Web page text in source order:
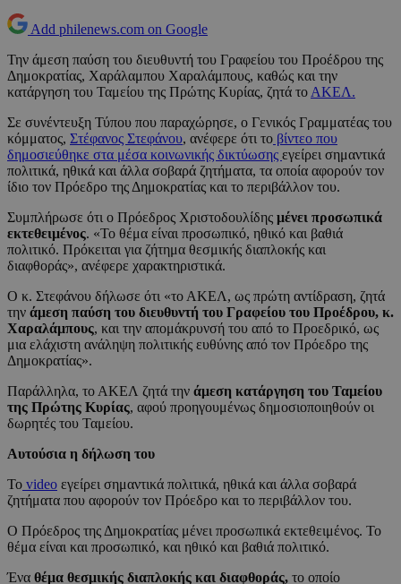
Add philenews.com on Google
Την άμεση παύση του διευθυντή του Γραφείου του Προέδρου της
Δημοκρατίας, Χαράλαμπου Χαραλάμπους, καθώς και την
κατάργηση του Ταμείου της Πρώτης Κυρίας, ζητά το ΑΚΕΛ.
Σε συνέντευξη Τύπου που παραχώρησε, ο Γενικός Γραμματέας του
κόμματος, Στέφανος Στεφάνου, ανέφερε ότι το βίντεο που
δημοσιεύθηκε στα μέσα κοινωνικής δικτύωσης εγείρει σημαντικά
πολιτικά, ηθικά και άλλα σοβαρά ζητήματα, τα οποία αφορούν τον
ίδιο τον Πρόεδρο της Δημοκρατίας και το περιβάλλον του.
Συμπλήρωσε ότι ο Πρόεδρος Χριστοδουλίδης μένει προσωπικά
εκτεθειμένος. «Το θέμα είναι προσωπικό, ηθικό και βαθιά
πολιτικό. Πρόκειται για ζήτημα θεσμικής διαπλοκής και
διαφθοράς», ανέφερε χαρακτηριστικά.
Ο κ. Στεφάνου δήλωσε ότι «το ΑΚΕΛ, ως πρώτη αντίδραση, ζητά
την άμεση παύση του διευθυντή του Γραφείου του Προέδρου, κ.
Χαραλάμπους, και την απομάκρυνσή του από το Προεδρικό, ως
μια ελάχιστη ανάληψη πολιτικής ευθύνης από τον Πρόεδρο της
Δημοκρατίας».
Παράλληλα, το ΑΚΕΛ ζητά την άμεση κατάργηση του Ταμείου
της Πρώτης Κυρίας, αφού προηγουμένως δημοσιοποιηθούν οι
δωρητές του Ταμείου.
Αυτούσια η δήλωση του
Το video εγείρει σημαντικά πολιτικά, ηθικά και άλλα σοβαρά
ζητήματα που αφορούν τον Πρόεδρο και το περιβάλλον του.
Ο Πρόεδρος της Δημοκρατίας μένει προσωπικά εκτεθειμένος. Το
θέμα είναι και προσωπικό, και ηθικό και βαθιά πολιτικό.
Ένα θέμα θεσμικής διαπλοκής και διαφθοράς, το οποίο